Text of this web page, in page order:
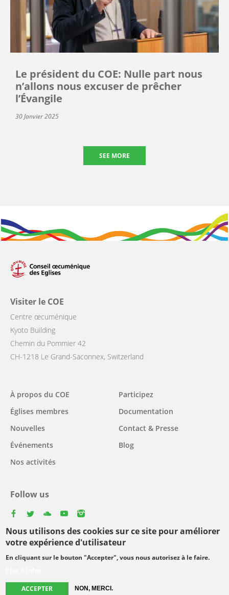
Nous utilisons des cookies sur ce site pour améliorer
votre expérience d'utilisateur
En cliquant sur le bouton "Accepter", vous nous autorisez à le faire.
ACCEPTER NON, MERCI.
Le président du COE: Nulle part nous
n’allons nous excuser de prêcher
l’Évangile
30 Janvier 2025
SEE MORE
Visiter le COE
Centre œcuménique
Kyoto Building
Chemin du Pommier 42
CH-1218 Le Grand-Saconnex, Switzerland
Main
navigation
À propos du COE
Églises membres
Nouvelles
Événements
Nos activités
Participez
Documentation
Contact & Presse
Blog
Follow us
Select
your
Footer
Protection des données personnelles